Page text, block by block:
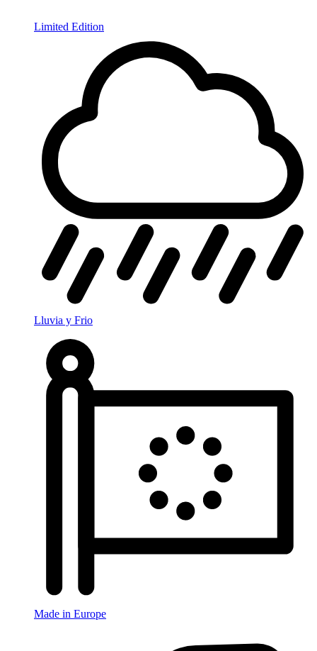
Limited Edition
Lluvia y Frio
Made in Europe